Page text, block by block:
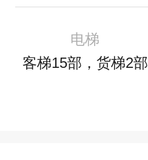
电梯
客梯15部，货梯2部